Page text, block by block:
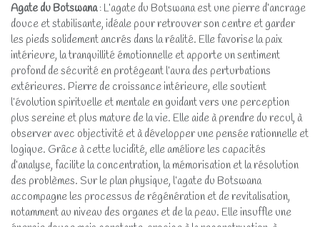
Agate du Botswana: L’agate du Botswana est une pierre d’ancrage
douce et stabilisante, idéale pour retrouver son centre et garder
les pieds solidement ancrés dans la réalité. Elle favorise la paix
intérieure, la tranquillité émotionnelle et apporte un sentiment
profond de sécurité en protégeant l’aura des perturbations
extérieures. Pierre de croissance intérieure, elle soutient
l’évolution spirituelle et mentale en guidant vers une perception
plus sereine et plus mature de la vie. Elle aide à prendre du recul, à
observer avec objectivité et à développer une pensée rationnelle et
logique. Grâce à cette lucidité, elle améliore les capacités
d’analyse, facilite la concentration, la mémorisation et la résolution
des problèmes. Sur le plan physique, l’agate du Botswana
accompagne les processus de régénération et de revitalisation,
notamment au niveau des organes et de la peau. Elle insuffle une